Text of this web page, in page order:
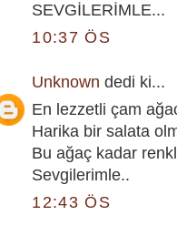
SEVGİLERİMLE...
10:37 ÖS
Unknown dedi ki...
En lezzetli çam
Harika bir salata
Bu ağaç kadar
Sevgilerimle..
12:43 ÖS